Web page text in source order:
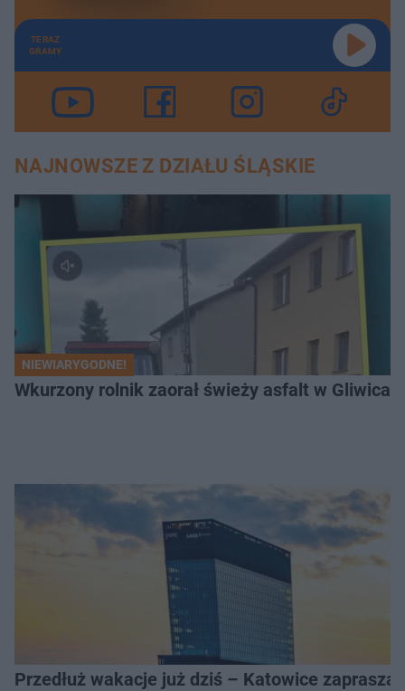
TERAZ
GRAMY
NAJNOWSZE Z DZIAŁU ŚLĄSKIE
NIEWIARYGODNE!
Wkurzony rolnik zaorał świeży asfalt w
Przedłuż wakacje już dziś – Katowice